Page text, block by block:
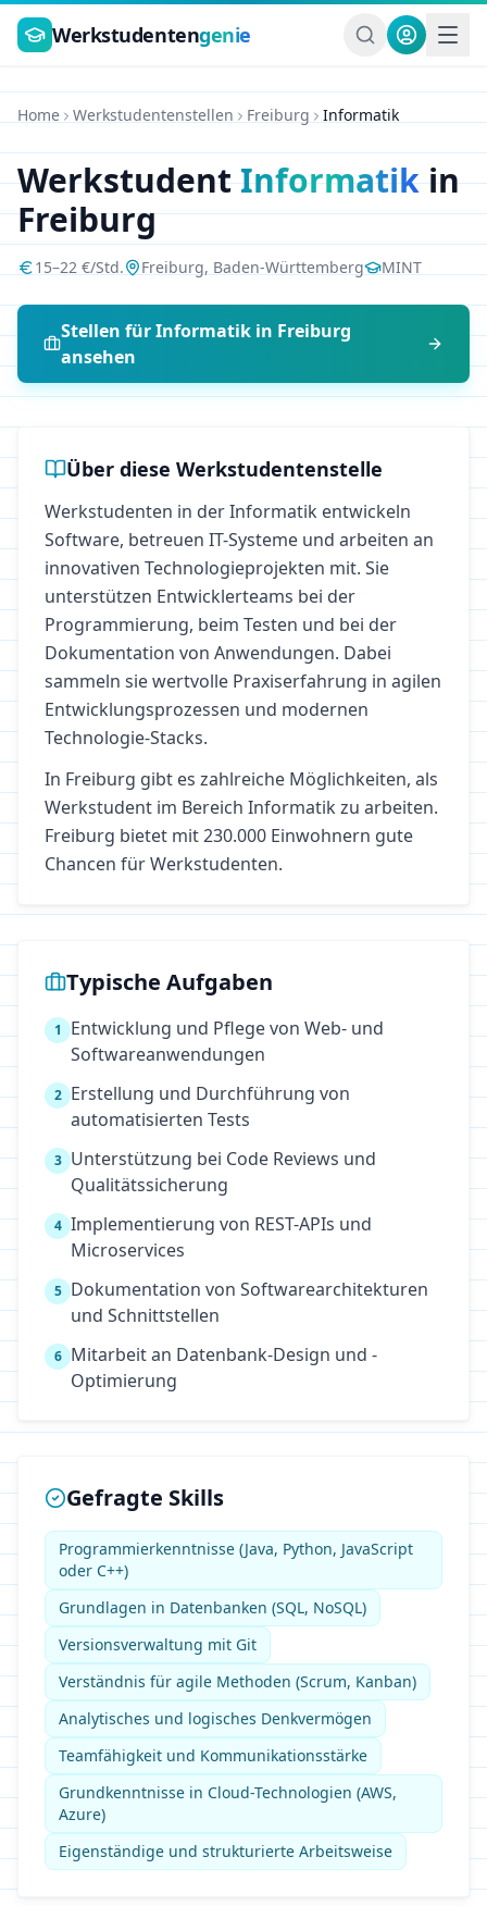
Zum Hauptinhalt springen
Werkstudentengenie
Home Werkstudentenstellen Freiburg Informatik
WerkstudentInformatikin
Freiburg
15–22 €/Std. Freiburg, Baden-Württemberg MINT
Stellen fürInformatikin Freiburg
ansehen
Über diese Werkstudentenstelle
Werkstudenten in der Informatik entwickeln
Software, betreuen IT-Systeme und arbeiten an
innovativen Technologieprojekten mit. Sie
unterstützen Entwicklerteams bei der
Programmierung, beim Testen und bei der
Dokumentation von Anwendungen. Dabei
sammeln sie wertvolle Praxiserfahrung in agilen
Entwicklungsprozessen und modernen
Technologie-Stacks.
In Freiburg gibt es zahlreiche Möglichkeiten, als
Werkstudent im Bereich Informatik zu arbeiten.
Freiburg bietet mit 230.000 Einwohnern gute
Chancen für Werkstudenten.
Typische Aufgaben
1
Entwicklung und Pflege von Web- und
Softwareanwendungen
2 Erstellung und Durchführung von
automatisierten Tests
3 Unterstützung bei Code Reviews und
Qualitätssicherung
4 Implementierung von REST-APIs und
Microservices
5 Dokumentation von Softwarearchitekturen
und Schnittstellen
6 Mitarbeit an Datenbank-Design und -
Optimierung
Gefragte Skills
Programmierkenntnisse (Java, Python, JavaScript
oder C++)
Grundlagen in Datenbanken (SQL, NoSQL)
Versionsverwaltung mit Git
Verständnis für agile Methoden (Scrum, Kanban)
Analytisches und logisches Denkvermögen
Teamfähigkeit und Kommunikationsstärke
Grundkenntnisse in Cloud-Technologien (AWS,
Azure)
Eigenständige und strukturierte Arbeitsweise